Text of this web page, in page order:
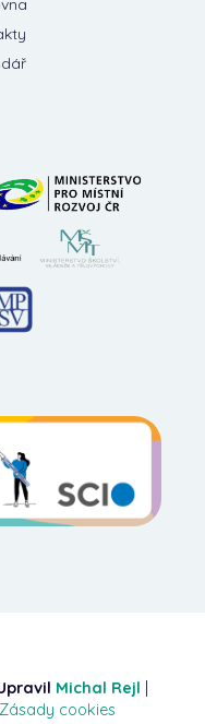
Michal Rejl |
Zásady cookies